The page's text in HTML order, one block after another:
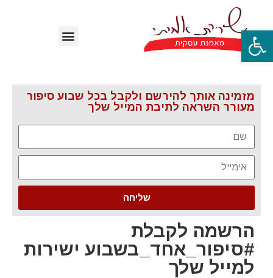
פתח סרגל נגישות
מזמינה אותך להירשם ולקבל בכל שבוע סיפור
מעורר השראה לתיבת המייל שלך
שליחה
הרשמה לקבלת
#סיפור_אחד_בשבוע ישירות
למייל שלך